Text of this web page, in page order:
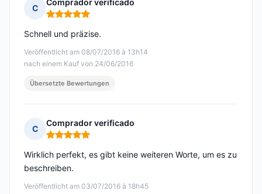
C
Comprador verificado
Hinweis: 5 von 5
Veröffentlicht am 08/07/2016 à 13h14
nach einem Kauf von 24/06/2016
Schnell und präzise.
Übersetzte Bewertungen
C
Comprador verificado
Hinweis: 5 von 5
Veröffentlicht am 03/07/2016 à 18h45
Wirklich perfekt, es gibt keine weiteren Worte, um es zu
beschreiben.